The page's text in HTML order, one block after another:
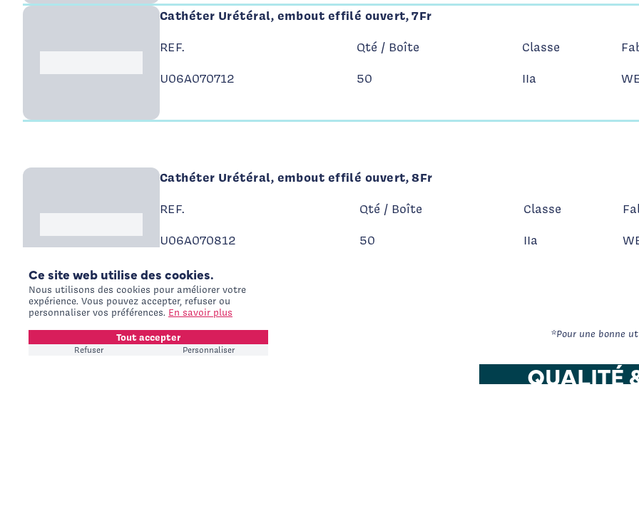
Cathéter Urétéral, embout effilé ouvert, 7Fr
REF. Qté / Boîte Classe
U06A070712
50 IIa
Cathéter Urétéral, embout effilé ouvert, 8Fr
REF. Qté / Boîte Classe
U06A070812
50 IIa
*Pour une bonne
QUALITÉ
Ce site web utilise des cookies.
Nous utilisons des cookies pour améliorer votre
expérience. Vous pouvez accepter, refuser ou
personnaliser vos préférences. En savoir plus
Tout accepter
Refuser Personnaliser